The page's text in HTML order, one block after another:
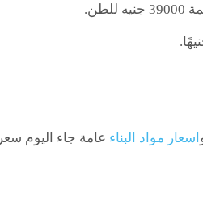
اسعار مواد البناء عامة جاء اليوم سعر